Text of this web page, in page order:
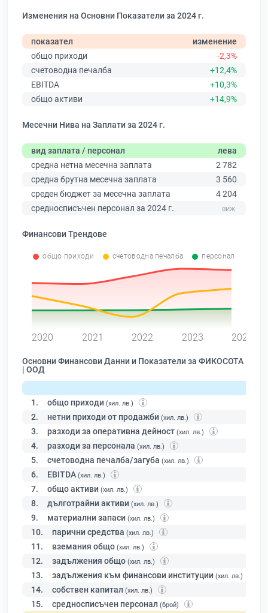
Изменения на Основни Показатели за 2024 г.
показател
изменение
общо приходи
-2,3%
счетоводна печалба
+12,4%
EBITDA
+10,3%
общо активи
+14,9%
Месечни Нива на Заплати за 2024 г.
вид заплата / персонал
лева
средна нетна месечна заплата
2 782
средна брутна месечна заплата
3 560
среден бюджет за месечна заплата
4 204
средносписъчен персонал за 2024 г.
Финансови Трендове
общо приходи счетоводна печалба персонал
2020 2021 2022 2023 2024
Основни Финансови Данни и Показатели за ФИКОСОТА
| ООД
1. общо приходи (хил. лв.)
2. нетни приходи от продажби (хил. лв.)
3. разходи за оперативна дейност (хил. лв.)
4. разходи за персонала (хил. лв.)
5. счетоводна печалба/загуба (хил. лв.)
6. EBITDA (хил. лв.)
7. общо активи (хил. лв.)
8. дълготрайни активи (хил. лв.)
9. материални запаси (хил. лв.)
10. парични средства (хил. лв.)
11. вземания общо (хил. лв.)
12. задължения общо (хил. лв.)
13. задължения към финансови институции (хил. лв.)
14. собствен капитал (хил. лв.)
15. средносписъчен персонал (брой)